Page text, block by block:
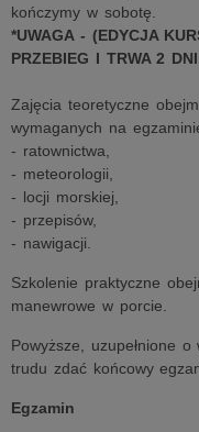
kończymy w sobotę.
*UWAGA - (EDYCJA
PRZEBIEG I TRWA 2
Zajęcia teoretyczne
wymaganych na
- ratownictwa,
- meteorologii,
- locji morskiej,
- przepisów,
- nawigacji.
Szkolenie praktyczne
manewrowe w porcie.
Powyższe, uzupełnione
trudu zdać końcowy
Egzamin